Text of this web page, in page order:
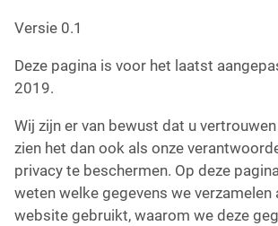
Versie 0.1
Deze pagina is voor het laatst
2019.
Wij zijn er van bewust dat u
zien het dan ook als onze
privacy te beschermen. Op deze
weten welke gegevens we verzamelen
website gebruikt, waarom we deze